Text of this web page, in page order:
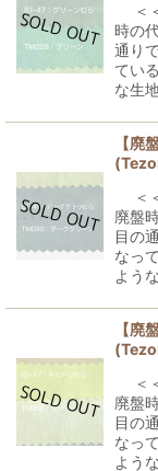
＜
時の
通り
てい
な生
【廃
＜
廃盤
目の
なっ
よう
【廃
＜
廃盤
目の
なっ
よう